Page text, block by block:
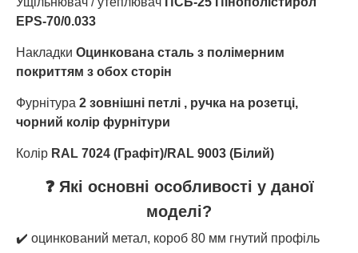
EPS-70/0.033
Накладки Оцинкована сталь з полімерним
покриттям з обох сторін
Фурнітура 2 зовнішні петлі , ручка на розетці,
чорний колір фурнітури
Колір RAL 7024 (Графіт)/RAL 9003 (Білий)
❓ Які основні особливості у даної
моделі?
✔️ оцинкований метал, короб 80 мм гнутий профіль